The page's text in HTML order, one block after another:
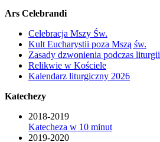
Ars Celebrandi
Celebracja Mszy Św.
Kult Eucharystii poza Mszą św.
Zasady dzwonienia podczas liturgii
Relikwie w Kościele
Kalendarz liturgiczny 2026
Katechezy
2018-2019
Katecheza w 10 minut
2019-2020